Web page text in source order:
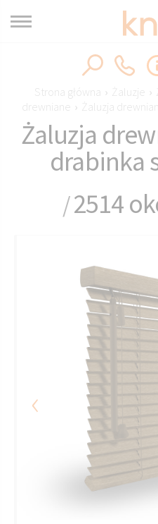
Strona główna › Żaluzje ›
drewniane
› Żaluzja
Żaluzja
drabinka
/2514
‹